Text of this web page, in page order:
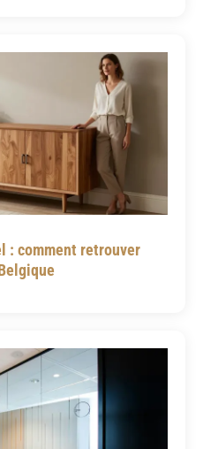
: comment retrouver